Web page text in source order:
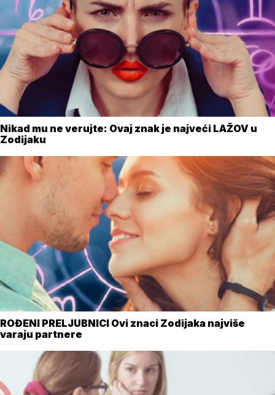
Nikad mu ne verujte: Ovaj znak je najveći LAŽOV u
Zodijaku
ROĐENI PRELJUBNICI Ovi znaci Zodijaka najviše
varaju partnere